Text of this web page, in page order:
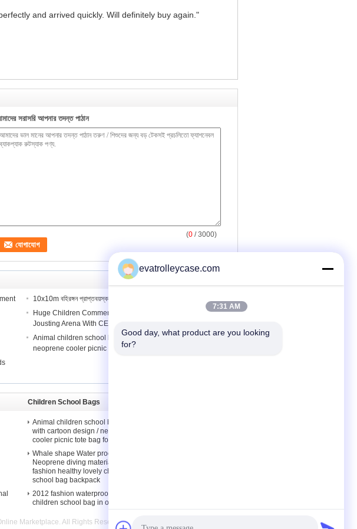
and arrived quickly. Will definitely buy again."
সরাসরি আপনার তদন্ত পাঠান
(0 / 3000)
10x10m বহিরঙ্গন প্রাপ্তবয়স্কদের সাহসিক গেম জন্য বড় inflatable বায়ু ব্যাগ
Huge Children Commercial Twister Inflatable Square /
Jousting Arena With CE
Animal children school bags with cartoon design /
neoprene cooler picnic tote bag for kids
Children School Bags
Animal children school bags
with cartoon design / neoprene
cooler picnic tote bag for kids
Whale shape Water proof
Neoprene diving material
fashion healthy lovely children
school bag backpack
2012 fashion waterproof
children school bag in orange
Marketplace. All Rights Reserved. Developed by
evatrolleycase.com
7:31 AM
Good day, what product are you looking
for?